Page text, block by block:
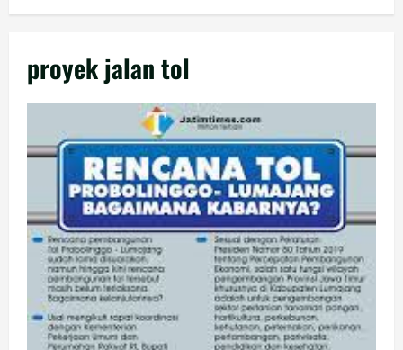
proyek jalan tol